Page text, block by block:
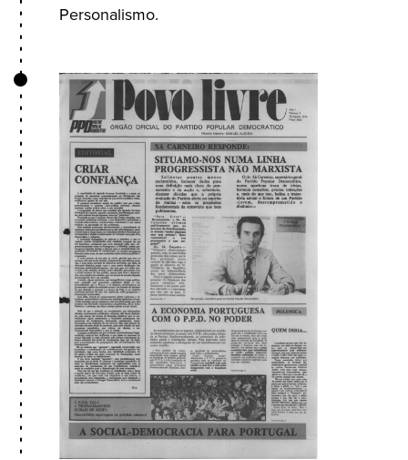
Personalismo.